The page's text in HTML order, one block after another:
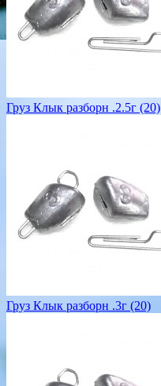
Груз Клык разборн .2.5г (20)
Груз Клык разборн .3г (20)